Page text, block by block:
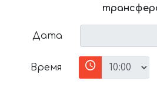
Дата
Время